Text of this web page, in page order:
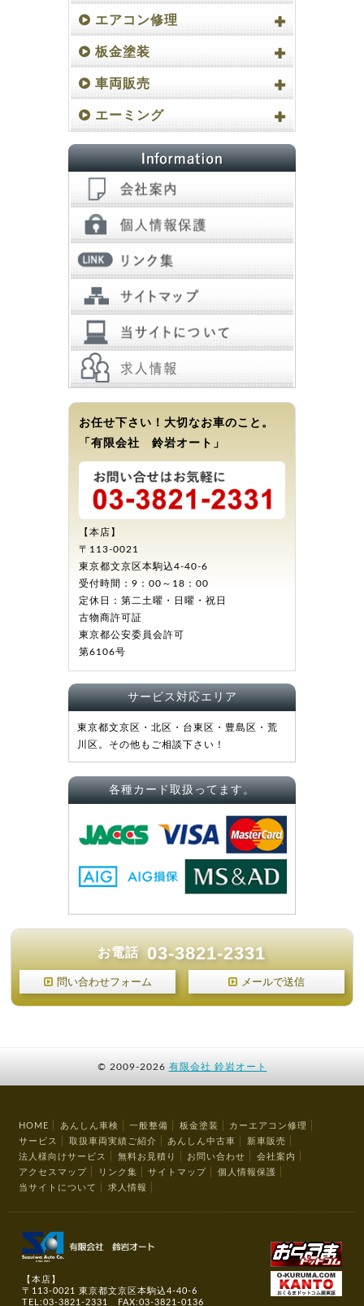
エアコン修理
板金塗装
車両販売
エーミング
お任せ下さい！大切なお車のこと。
「有限会社 鈴岩オート」
【本店】
〒113-0021
東京都文京区本駒込4-40-6
受付時間：9：00～18：00
定休日：第二土曜・日曜・祝日
古物商許可証
東京都公安委員会許可
第6106号
サービス対応エリア
東京都文京区・北区・台東区・豊島区・荒
川区。その他もご相談下さい！
各種カード取扱ってます。
お電話 03-3821-2331
問い合わせフォーム メールで送信
© 2009-2026 有限会社 鈴岩オート
HOME あんしん車検 一般整備 板金塗装
カーエアコン修理
サービス
取扱車両実績ご紹介 あんしん中古車
新車販売
法人様向けサービス
無料お見積り お問い合わせ
会社案内
アクセスマップ
リンク集 サイトマップ
個人情報保護
当サイトについて
求人情報
【本店】
〒113-0021 東京都文京区本駒込4-40-6
TEL:03-3821-2331 FAX:03-3821-0136